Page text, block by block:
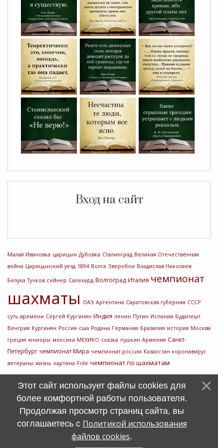
Вход на сайт
Малая Ивановка царицын Дубовка Сталинград Великая Отечественная
война Царицынский уезд 1894 Волга Зверобои Владислав Николаев
Белуха Тучков сейнер Салехард Волгоград Италия чемпионат
шахматы ОАЭ Аргентина Саратовская губерния СССР
суть времени Сергей Кургинян Индия ленин Путин Испания Будапешт
Венгрия Кургинян Россия сша Родина Германия Бразилия история Москва
греция юниоры мексика МЕХИКО сказка пушкин Армения Санкт-
Петербург чемпионат Мира чемпионат россии Казахстан коронавирус
ветераны жизнь картина Fide чемпионат по шахматам
Этот сайт использует файлы cookies для
более комфортной работы пользователя.
Продолжая просмотр страниц сайта, вы
соглашаетесь с Политикой использования
файлов cookies.